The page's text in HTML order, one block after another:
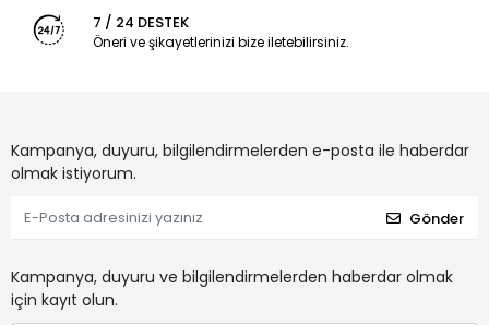
7 / 24 DESTEK
Öneri ve şikayetlerinizi bize iletebilirsiniz.
Kampanya, duyuru, bilgilendirmelerden e-posta ile haberdar
olmak istiyorum.
Gönder
Kampanya, duyuru ve bilgilendirmelerden haberdar olmak
için kayıt olun.